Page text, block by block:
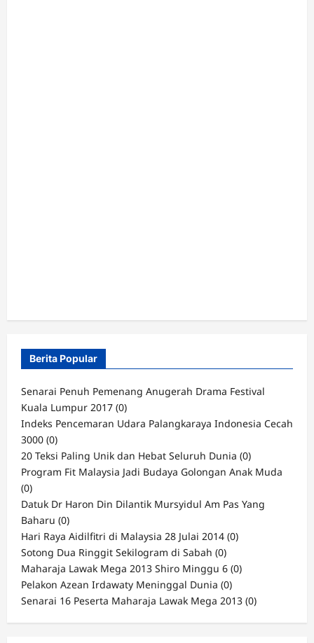
Berita Popular
Senarai Penuh Pemenang Anugerah Drama Festival
Kuala Lumpur 2017 (0)
Indeks Pencemaran Udara Palangkaraya Indonesia Cecah
3000 (0)
20 Teksi Paling Unik dan Hebat Seluruh Dunia (0)
Program Fit Malaysia Jadi Budaya Golongan Anak Muda
(0)
Datuk Dr Haron Din Dilantik Mursyidul Am Pas Yang
Baharu (0)
Hari Raya Aidilfitri di Malaysia 28 Julai 2014 (0)
Sotong Dua Ringgit Sekilogram di Sabah (0)
Maharaja Lawak Mega 2013 Shiro Minggu 6 (0)
Pelakon Azean Irdawaty Meninggal Dunia (0)
Senarai 16 Peserta Maharaja Lawak Mega 2013 (0)